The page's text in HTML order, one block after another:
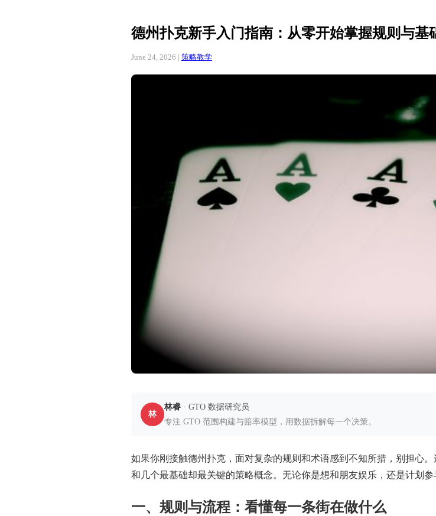
德州扑克新手入门指南：从零开始掌握规则与基
June 24, 2026 | 策略教学
林
林睿 · GTO 数据研究员
专注 GTO 范围构建与赔率模型，用数据拆解每一个决策。
如果你刚接触德州扑克，面对复杂的规则和术语感到不知所措，别担心
和几个最基础却最关键的策略概念。无论你是想和朋友娱乐，还是计划
一、规则与流程：看懂每一条街在做什么